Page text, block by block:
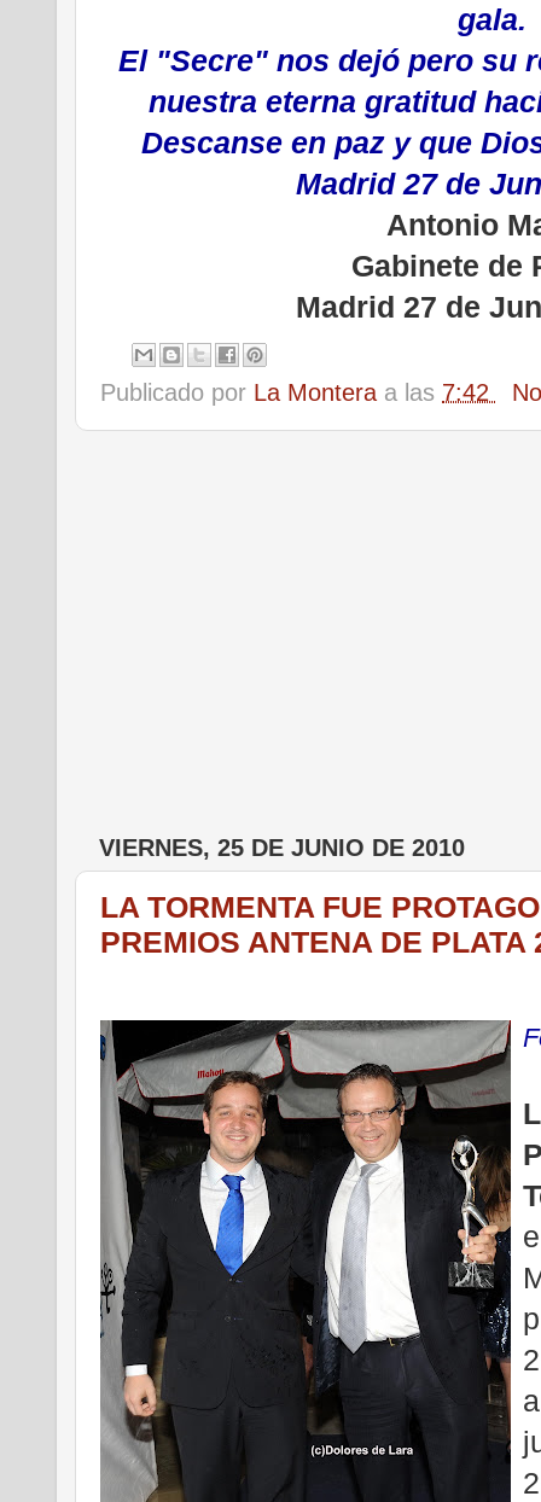
gala.
El "Secre" nos dejó pero su
nuestra eterna gratitud
Descanse en paz y que
Madrid 27 de
Antonio
Gabinete de
Madrid 27 de
Publicado por La Montera a las 7:42
VIERNES, 25 DE JUNIO DE 2010
LA TORMENTA FUE
PREMIOS ANTENA DE PLATA